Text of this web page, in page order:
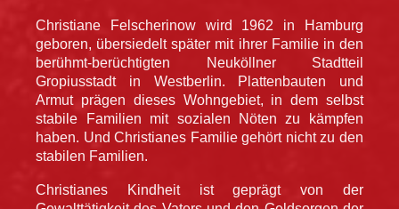
Christiane Felscherinow wird 1962 in Hamburg
geboren, übersiedelt später mit ihrer Familie in den
berühmt-berüchtigten Neuköllner Stadtteil
Gropiusstadt in Westberlin. Plattenbauten und
Armut prägen dieses Wohngebiet, in dem selbst
stabile Familien mit sozialen Nöten zu kämpfen
haben. Und Christianes Familie gehört nicht zu den
stabilen Familien.
Christianes Kindheit ist geprägt von der